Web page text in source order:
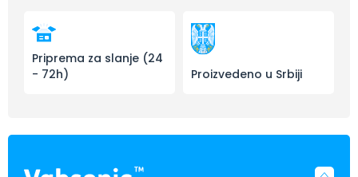
Priprema za slanje (24
- 72h)
Proizvedeno u Srbiji